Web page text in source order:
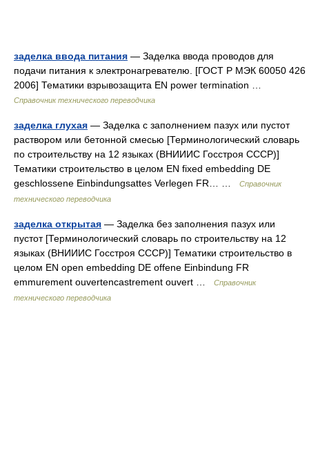
заделка ввода питания — Заделка ввода проводов для
подачи питания к электронагревателю. [ГОСТ Р МЭК 60050 426
2006] Тематики взрывозащита EN power termination …
Справочник технического переводчика
заделка глухая — Заделка с заполнением пазух или пустот
раствором или бетонной смесью [Терминологический словарь
по строительству на 12 языках (ВНИИИС Госстроя СССР)]
Тематики строительство в целом EN fixed embedding DE
geschlossene Einbindungsattes Verlegen FR… …
Справочник
технического переводчика
заделка открытая — Заделка без заполнения пазух или
пустот [Терминологический словарь по строительству на 12
языках (ВНИИИС Госстроя СССР)] Тематики строительство в
целом EN open embedding DE offene Einbindung FR
emmurement ouvertencastrement ouvert …
Справочник
технического переводчика